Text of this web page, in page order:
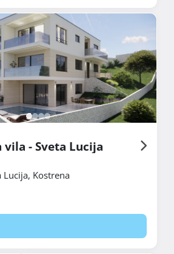
vila - Sveta Lucija
Lucija, Kostrena